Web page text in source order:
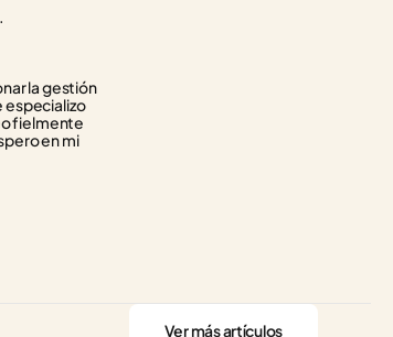
la gestión
especializo
fielmente
en mi
Ver más artículos